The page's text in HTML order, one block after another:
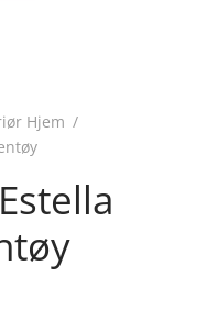
Hjem /